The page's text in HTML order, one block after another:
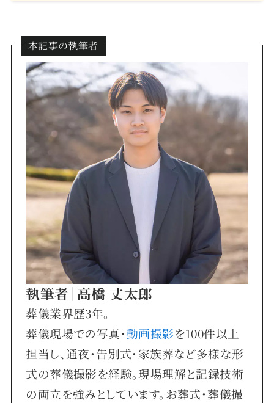
本記事の執筆者
執筆者｜高橋 丈太郎
葬儀業界歴3年。
葬儀現場での写真・動画撮影を100件以上
担当し、通夜・告別式・家族葬など多様な形
式の葬儀撮影を経験。現場理解と記録技術
の両立を強みとしています。お葬式・葬儀撮